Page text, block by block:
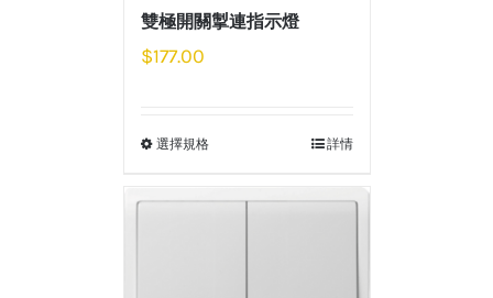
雙極開關掣連指示燈
$177.00
選擇規格 詳情